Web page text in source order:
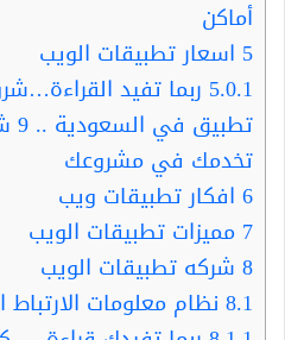
أماكن
5 اسعار تطبيقات الويب
5.0.1 ربما تفيد
تخدمك في مشروعك
6 افكار تطبيقات ويب
7 مميزات تطبيقات الويب
8 شركه تطبيقات الويب
8.1 نظام معلومات